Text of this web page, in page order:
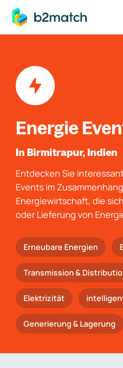
springen
Energie
In Birmitrapur, Indien
Entdecken Sie
Events im
Energiewirtschaft, die
oder Lieferung von
Erneubare Energien
Trans­mis­si­on &
Elektrizität
Generierung & Lagerung